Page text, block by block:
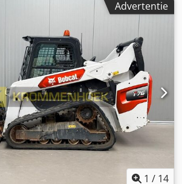
star Sturing: star (Bock) Motormerk:
4.898 kg Afmetingen (L x B x H): 390 x
Snelwisselsysteem: Ja CE-
Technische staat: zeer goed Optische
Verdere opties en toebehoren = -
- Rubberen rupsen - High
snelwissel - Signaallamp - Twee
= Aandrijflijn Emissienorm:
Algemeen Dksdpfsxn S N Rex Af Ejr
VS Staat CE-type: CE Hydraulische
groot display, achteruitrijcamera,
stoel
Advertentie
1 / 14